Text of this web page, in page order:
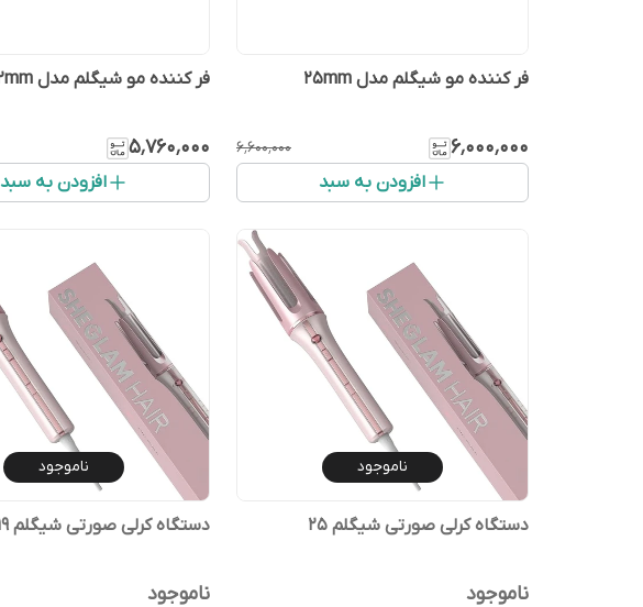
فر کننده مو شیگلم مدل 25mm
۶٬۰۰۰٬۰۰۰ ۶٬۶۰۰٬۰۰۰
افزودن به سبد
فر کننده مو شیگلم مدل 32mm
۵٬۷۶۰٬۰۰۰
افزودن به سبد
ناموجود
دستگاه کرلی صورتی شیگلم ۲۵
ناموجود
ناموجود
دستگاه کرلی صورتی شیگلم ۱۹
ناموجود